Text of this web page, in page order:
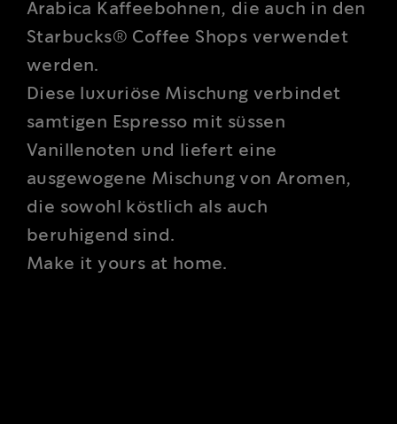
Arabica Kaffeebohnen, die auch in den
Starbucks® Coffee Shops verwendet
werden.
Diese luxuriöse Mischung verbindet
samtigen Espresso mit süssen
Vanillenoten und liefert eine
ausgewogene Mischung von Aromen,
die sowohl köstlich als auch
beruhigend sind.
Make it yours at home.